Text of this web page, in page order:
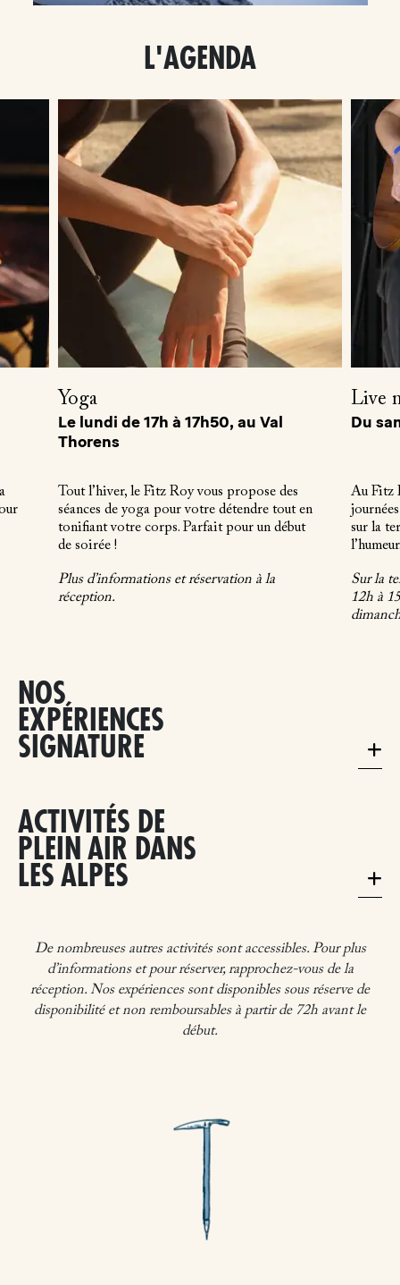
L'AGENDA
Yoga
Le lundi de 17h à 17h50, au Val
Thorens
Tout l’hiver, le Fitz Roy vous propose des
séances de yoga pour votre détendre tout en
tonifiant votre corps. Parfait pour un début
de soirée !
Plus d’informations et réservation à la
réception.
Live
Du
Au Fitz
sur la
Sur la
12h à
NOS
EXPÉRIENCES
SIGNATURE
ACTIVITÉS DE
PLEIN AIR DANS
LES ALPES
De nombreuses autres activités sont accessibles. Pour plus
d’informations et pour réserver, rapprochez-vous de la
réception. Nos expériences sont disponibles sous réserve de
disponibilité et non remboursables à partir de 72h avant le
début.